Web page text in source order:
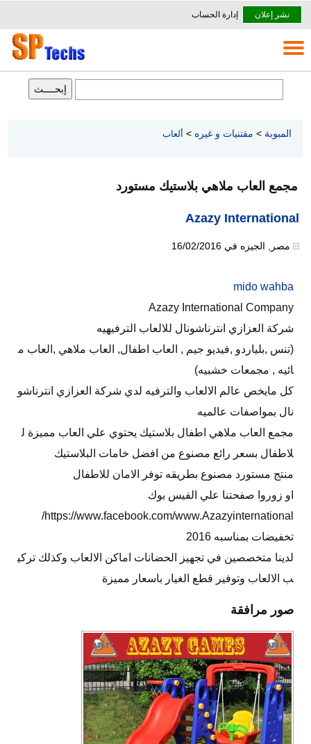
نشر إعلان إدارة الحساب
المبوبة > مقتنيات و غيره > ألعاب
مجمع العاب ملاهي بلاستيك مستورد
Azazy International
مصر الجيزه في 16/02/2016
mido wahba
Azazy International Company
شركة العزازي انترناشونال للالعاب الترفيهيه
(تنس ,بلياردو ,فيديو جيم , العاب اطفال, العاب ملاهي ,العاب م
ائيه , مجمعات خشبيه)
كل مايخص عالم الالعاب والترفيه لدي شركة العزازي انترناشو
نال بمواصفات عالميه
مجمع العاب ملاهي اطفال بلاستيك يحتوي علي العاب مميزة ل
لاطفال بسعر رائع مصنوع من افضل خامات البلاستيك
منتج مستورد مصنوع بطريقه توفر الامان للاطفال
او زوروا صفحتنا علي الفيس بوك
https://www.facebook.com/www.Azazyinternational/
تخفيضات بمناسبه 2016
لدينا متخصصين في تجهيز الحضانات اماكن الالعاب وكذلك تركي
ب الالعاب وتوفير قطع الغيار باسعار مميزة
صور مرافقة